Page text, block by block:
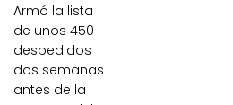
Armó la lista
de unos 450
despedidos
dos semanas
antes de la